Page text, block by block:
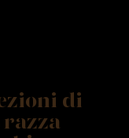
di
razza